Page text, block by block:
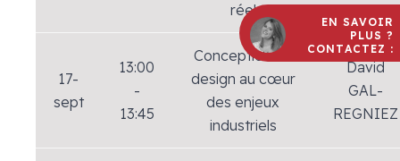
réel
17-
sept
13:00
-
13:45
Conception : le
design au cœur
des enjeux
industriels
David
GAL-
REGNIEZ
EN SAVOIR
PLUS ?
CONTACTEZ :